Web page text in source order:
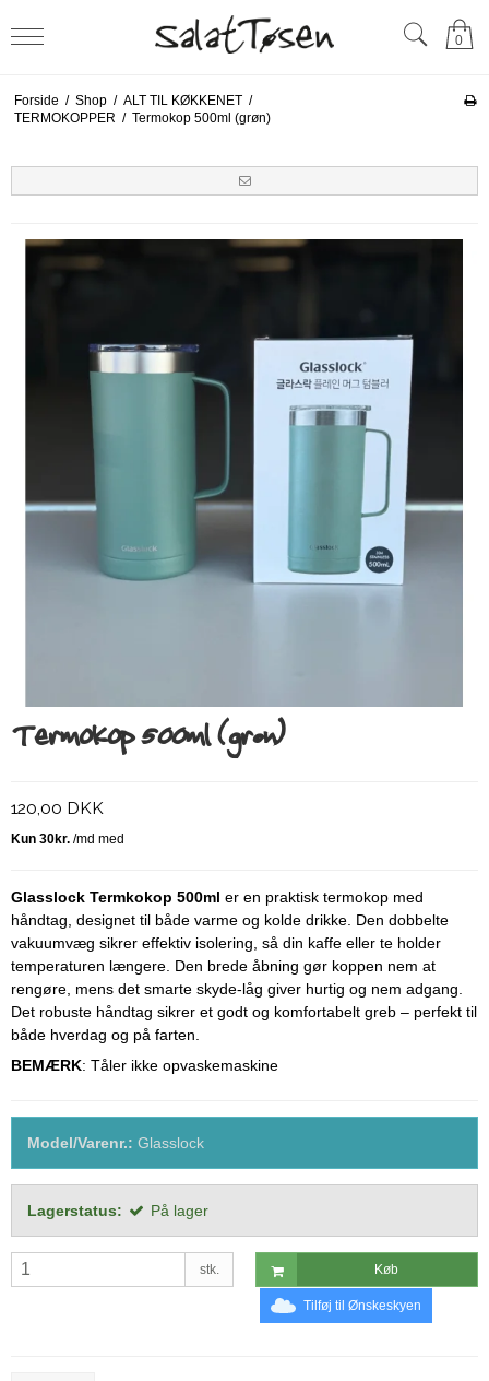
0
Forside / Shop / ALT TIL KØKKENET /
TERMOKOPPER / Termokop 500ml (grøn)
Termokop 500ml (grøn)
120,00 DKK
Glasslock Termkokop 500ml er en praktisk termokop med
håndtag, designet til både varme og kolde drikke. Den dobbelte
vakuumvæg sikrer effektiv isolering, så din kaffe eller te holder
temperaturen længere. Den brede åbning gør koppen nem at
rengøre, mens det smarte skyde-låg giver hurtig og nem adgang.
Det robuste håndtag sikrer et godt og komfortabelt greb – perfekt til
både hverdag og på farten.
BEMÆRK: Tåler ikke opvaskemaskine
Model/Varenr.: Glasslock
Lagerstatus: På lager
stk. Køb
Tilføj til Ønskeskyen